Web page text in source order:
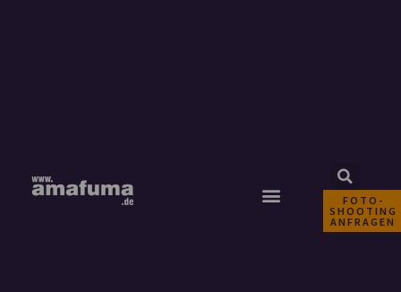
FOTO-
SHOOTING
ANFRAGEN